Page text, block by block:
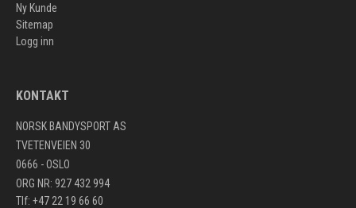
Ny Kunde
Sitemap
Logg inn
KONTAKT
NORSK BANDYSPORT AS
TVETENVEIEN 30
0666 - OSLO
ORG NR: 927 432 994
Tlf: +47 22 19 66 60